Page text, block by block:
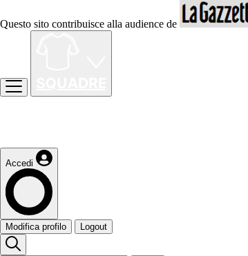
Questo sito contribuisce alla audience de
Accedi
Modifica profilo Logout